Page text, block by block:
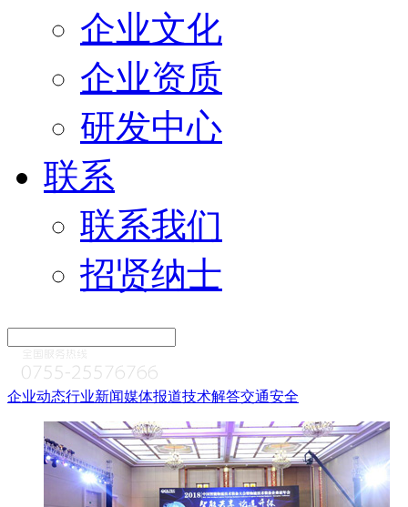
企业文化
企业资质
研发中心
联系
联系我们
招贤纳士
企业动态行业新闻媒体报道技术解答交通安全